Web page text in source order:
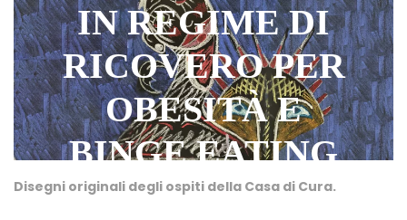
IN REGIME DI
RICOVERO PER
OBESITÀ E
BINGE EATING
Disegni originali degli ospiti della Casa di Cura.